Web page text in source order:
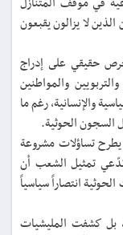
لا يزالون يقبعون
حقيقي على إدراج
والمواطنين
والإنسانية، رغم ما
السجون الحوثية.
تساؤلات مشروعة
تمثيل الشعب أن
انتصاراً سياسياً
بل كشفت المليشيات